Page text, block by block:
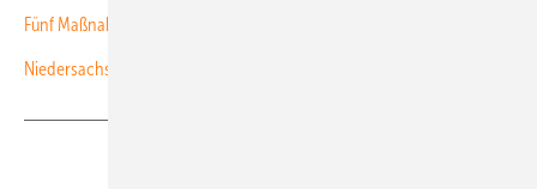
Fünf Maßnahmen, die den solaren Eigenverbrauch erhöhen
Niedersachsen startet Bundesratsinitiative für mehr Speicher